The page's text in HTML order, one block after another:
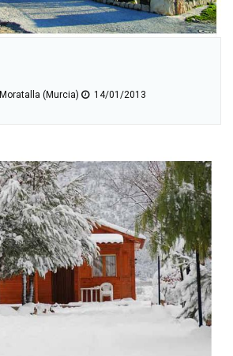
Moratalla (Murcia) 14/01/2013